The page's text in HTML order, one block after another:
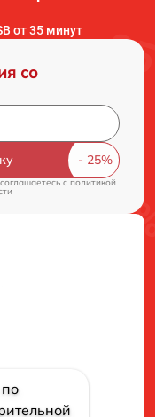
от 35 минут
со
cполитикой